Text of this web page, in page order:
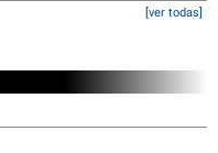
[ver todas]